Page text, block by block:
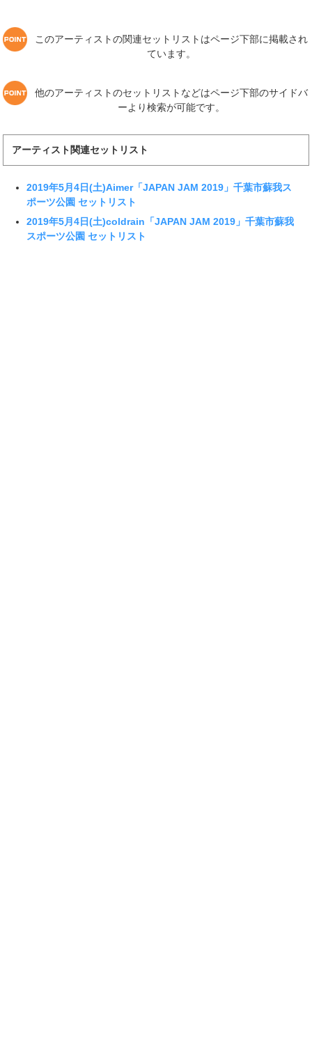
このアーティストの関連セットリストはページ下部に掲載され
ています。
他のアーティストのセットリストなどはページ下部のサイドバ
ーより検索が可能です。
アーティスト関連セットリスト
2019年5月4日(土)Aimer「JAPAN JAM 2019」千葉市蘇我ス
ポーツ公園 セットリスト
2019年5月4日(土)coldrain「JAPAN JAM 2019」千葉市蘇我
スポーツ公園 セットリスト